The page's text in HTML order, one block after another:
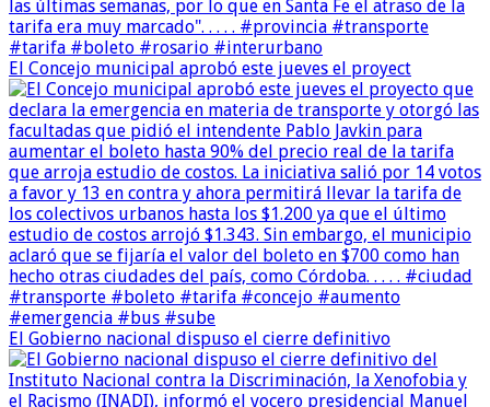
El Concejo municipal aprobó este jueves el proyect
El Gobierno nacional dispuso el cierre definitivo